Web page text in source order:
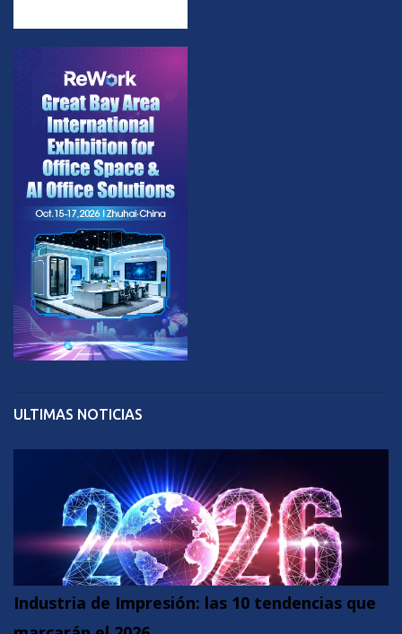
ULTIMAS NOTICIAS
Industria de Impresión: las 10 tendencias que